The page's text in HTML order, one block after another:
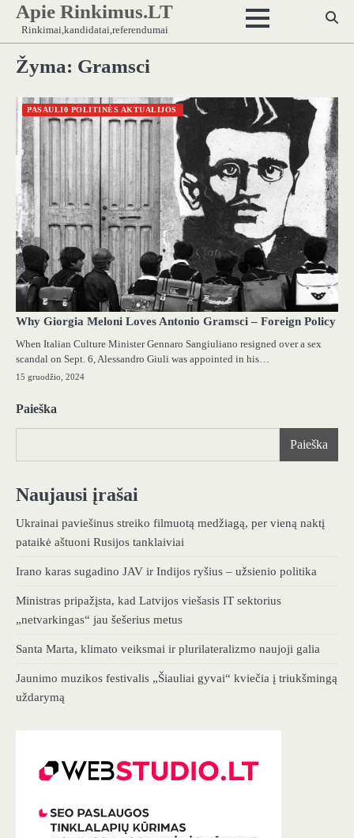
Skip
content
Apie Rinkimus.LT
Rinkimai,kandidatai,referendumai
Žyma: Gramsci
PASAULI0 POLITINĖS AKTUALIJOS
Why Giorgia Meloni Loves Antonio Gramsci – Foreign Policy
When Italian Culture Minister Gennaro Sangiuliano resigned over a sex
scandal on Sept. 6, Alessandro Giuli was appointed in his…
15 gruodžio, 2024
Paieška
Paieška
Naujausi įrašai
Ukrainai paviešinus streiko filmuotą medžiagą, per vieną naktį
pataikė aštuoni Rusijos tanklaiviai
Irano karas sugadino JAV ir Indijos ryšius – užsienio politika
Ministras pripažįsta, kad Latvijos viešasis IT sektorius
„netvarkingas“ jau šešerius metus
Santa Marta, klimato veiksmai ir plurilateralizmo naujoji galia
Jaunimo muzikos festivalis „Šiauliai gyvai“ kviečia į triukšmingą
uždarymą